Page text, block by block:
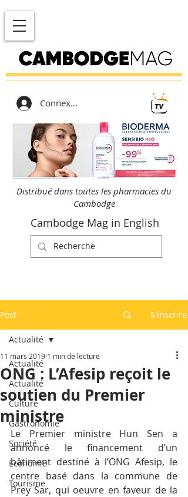
Connexion
Distribué dans toutes les pharmacies du
Cambodge
Cambodge Mag in English
Post S'inscrire
Actualité
Actualité
Culture
Gastronomie
Société
Economie
Tourisme
Actualité
ONG : L’Afesip reçoit le
soutien du Premier
ministre
11 mars 2019 1 min de lecture
Le Premier ministre Hun Sen a
annoncé le financement d’un
bâtiment destiné à l’ONG Afesip, le
centre basé dans la commune de
Prey Sar, qui oeuvre en faveur de la